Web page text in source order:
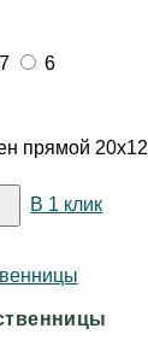
6
прямой
В 1 клик